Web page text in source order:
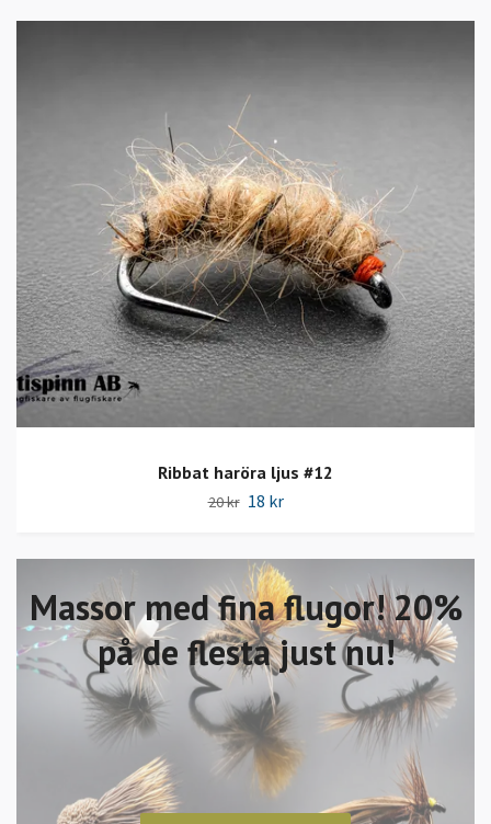
Massor med fina flugor! 20%
på de flesta just nu!
Ribbat haröra ljus #12
20 kr 18 kr